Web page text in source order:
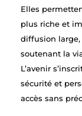
Elles
plus riche et
diffusion large,
soutenant la
L’avenir
sécurité et
accès sans